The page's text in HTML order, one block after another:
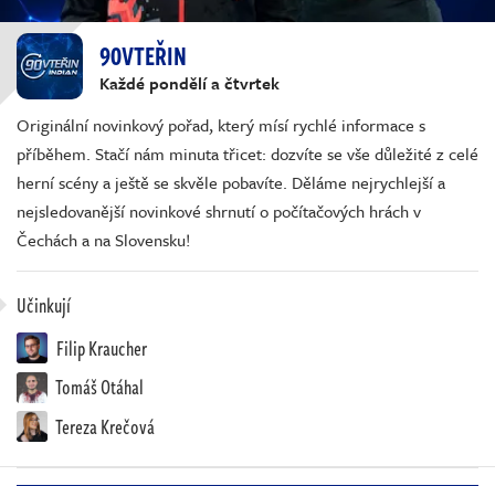
90VTEŘIN
Každé pondělí a čtvrtek
Originální novinkový pořad, který mísí rychlé informace s
příběhem. Stačí nám minuta třicet: dozvíte se vše důležité z celé
herní scény a ještě se skvěle pobavíte. Děláme nejrychlejší a
nejsledovanější novinkové shrnutí o počítačových hrách v
Čechách a na Slovensku!
Učinkují
Filip Kraucher
Tomáš Otáhal
Tereza Krečová